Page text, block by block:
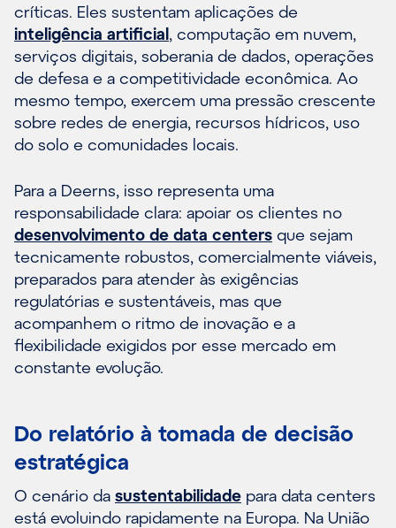
críticas. Eles sustentam aplicações de
inteligência artificial, computação em nuvem,
serviços digitais, soberania de dados, operações
de defesa e a competitividade econômica. Ao
mesmo tempo, exercem uma pressão crescente
sobre redes de energia, recursos hídricos, uso
do solo e comunidades locais.
Para a Deerns, isso representa uma
responsabilidade clara: apoiar os clientes no
desenvolvimento de data centers que sejam
tecnicamente robustos, comercialmente viáveis,
preparados para atender às exigências
regulatórias e sustentáveis, mas que
acompanhem o ritmo de inovação e a
flexibilidade exigidos por esse mercado em
constante evolução.
Do relatório à tomada de decisão
estratégica
O cenário da sustentabilidade para data centers
está evoluindo rapidamente na Europa. Na União